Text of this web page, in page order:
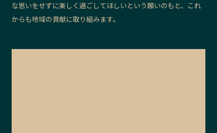
な思いをせずに楽しく過ごしてほしいという願いのもと、これ
からも地域の貢献に取り組みます。